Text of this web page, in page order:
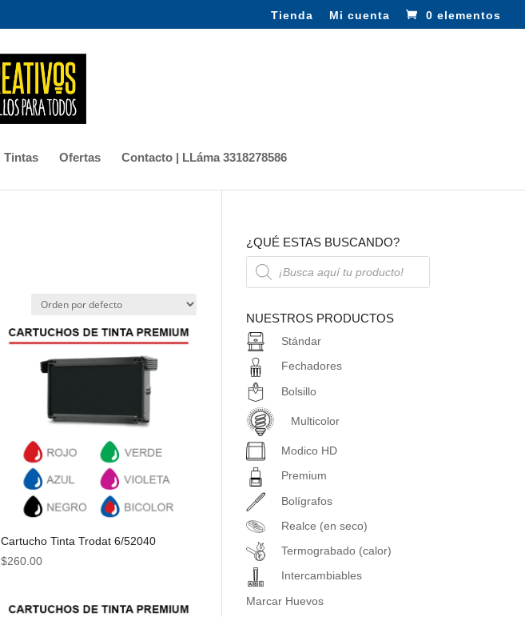
Tienda Mi cuenta 0 elementos
Tintas Ofertas Contacto | LLáma 3318278586
Cartucho Tinta Trodat 6/52040
$260.00
¿QUÉ ESTAS BUSCANDO?
Búsqueda
de
productos
NUESTROS PRODUCTOS
Stándar
Fechadores
Bolsillo
Multicolor
Modico HD
Premium
Bolígrafos
Realce (en seco)
Termograbado (calor)
Intercambiables
Marcar Huevos